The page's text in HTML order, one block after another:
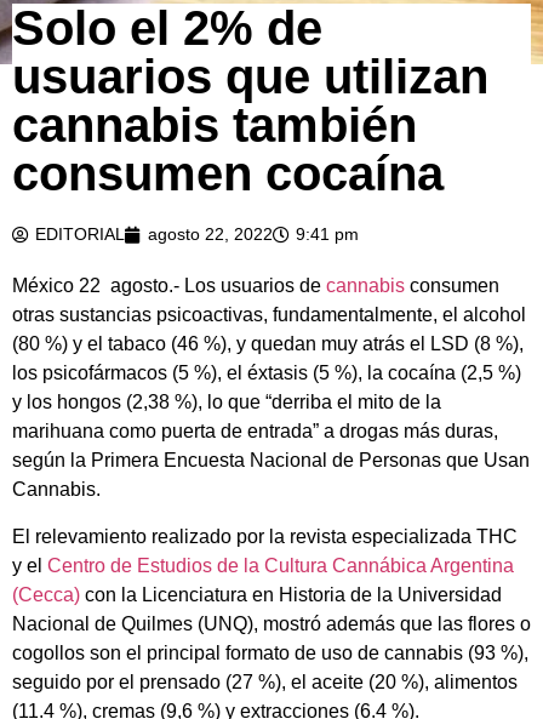
Solo el 2% de
usuarios que utilizan
cannabis también
consumen cocaína
EDITORIAL agosto 22, 2022 9:41 pm
México 22 agosto.- Los usuarios de cannabis consumen
otras sustancias psicoactivas, fundamentalmente, el alcohol
(80 %) y el tabaco (46 %), y quedan muy atrás el LSD (8 %),
los psicofármacos (5 %), el éxtasis (5 %), la cocaína (2,5 %)
y los hongos (2,38 %), lo que “derriba el mito de la
marihuana como puerta de entrada” a drogas más duras,
según la Primera Encuesta Nacional de Personas que Usan
Cannabis.
El relevamiento realizado por la revista especializada THC
y el Centro de Estudios de la Cultura Cannábica Argentina
(Cecca) con la Licenciatura en Historia de la Universidad
Nacional de Quilmes (UNQ), mostró además que las flores o
cogollos son el principal formato de uso de cannabis (93 %),
seguido por el prensado (27 %), el aceite (20 %), alimentos
(11.4 %), cremas (9,6 %) y extracciones (6.4 %).